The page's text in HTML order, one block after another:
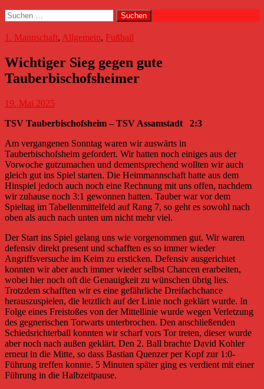
Suchen
nach:
1. Mannschaft, Allgemein, Fußball
Wichtiger Sieg gegen gute
Tauberbischofsheimer
19. Mai 2025
TSV Tauberbischofsheim – TSV Assamstadt 2:3
Am vergangenen Sonntag waren wir auswärts in
Tauberbischofsheim gefordert. Wir hatten noch einiges aus der
Vorwoche gutzumachen und dementsprechend wollten wir auch
gleich gut ins Spiel starten. Die Heimmannschaft hatte aus dem
Hinspiel jedoch auch noch eine Rechnung mit uns offen, nachdem
wir zuhause noch 3:1 gewonnen hatten. Tauber war vor dem
Spieltag im Tabellenmittelfeld auf Rang 7, so geht es sowohl nach
oben als auch nach unten um nicht mehr viel.
Der Start ins Spiel gelang uns wie vorgenommen gut. Wir waren
defensiv direkt present und schafften es so immer wieder
Angriffsversuche im Keim zu ersticken. Defensiv ausgerichtet
konnten wir aber auch immer wieder selbst Chancen erarbeiten,
wobei hier noch oft die Genauigkeit zu wünschen übrig lies.
Trotzdem schafften wir es eine gefährliche Dreifachchance
herauszuspielen, die letztlich auf der Linie noch geklärt wurde. In
Folge eines Freistoßes von der Mittellinie wurde wegen Verletzung
des gegnerischen Torwarts unterbrochen. Den anschließenden
Schiedsrichterball konnten wir scharf vors Tor treten, dieser wurde
aber noch nach außen geklärt. Den 2. Ball brachte David Kohler
erneut in die Mitte, so dass Bastian Quenzer per Kopf zur 1:0-
Führung treffen konnte. 5 Minuten später ging es verdient mit einer
Führung in die Halbzeitpause.